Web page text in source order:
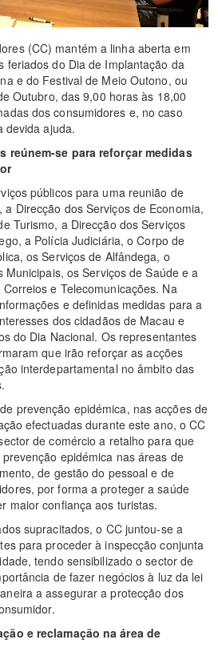
(CC) mantém a linha aberta em
feriados do Dia de Implantação da
e do Festival de Meio Outono, ou
Outubro, das 9,00 horas às 18,00
dos consumidores e, no caso
devida ajuda.
reúnem-se para reforçar medidas
públicos para uma reunião de
Direcção dos Serviços de Economia,
Turismo, a Direcção dos Serviços
a Polícia Judiciária, o Corpo de
os Serviços de Alfândega, o
Municipais, os Serviços de Saúde e a
e Telecomunicações. Na
e definidas medidas para a
dos cidadãos de Macau e
do Dia Nacional. Os representantes
que irão reforçar as acções
interdepartamental no âmbito das
prevenção epidémica, nas acções de
efectuadas durante este ano, o CC
de comércio a retalho para que
epidémica nas áreas de
de gestão do pessoal e de
por forma a proteger a saúde
maior confiança aos turistas.
supracitados, o CC juntou-se a
para proceder à inspecção conjunta
tendo sensibilizado o sector de
de fazer negócios à luz da lei
a assegurar a protecção dos
e reclamação na área de